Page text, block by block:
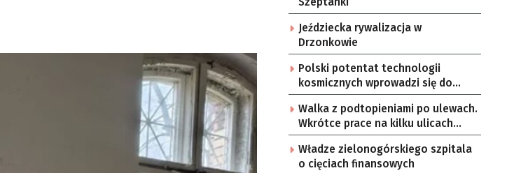
Jeździecka rywalizacja w
Drzonkowie
Polski potentat technologii
kosmicznych wprowadzi się do
Zielonej Góry
Walka z podtopieniami po ulewach.
Wkrótce prace na kilku ulicach
Gorzowa
Władze zielonogórskiego szpitala
o cięciach finansowych